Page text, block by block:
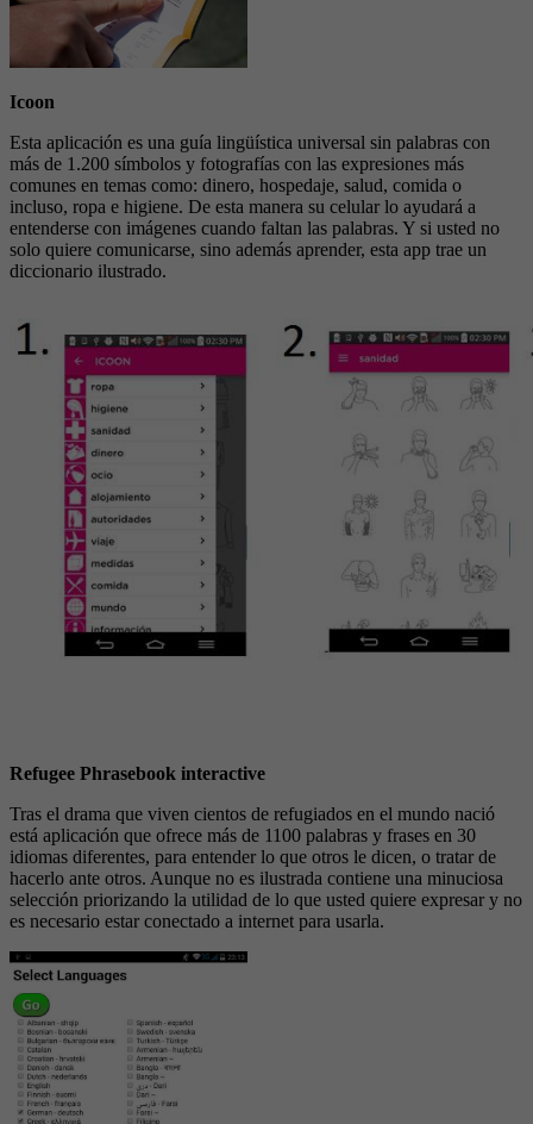
Icoon
Esta aplicación es una guía lingüística universal sin palabras con
más de 1.200 símbolos y fotografías con las expresiones más
comunes en temas como: dinero, hospedaje, salud, comida o
incluso, ropa e higiene. De esta manera su celular lo ayudará a
entenderse con imágenes cuando faltan las palabras. Y si usted no
solo quiere comunicarse, sino además aprender, esta app trae un
diccionario ilustrado.
Refugee Phrasebook interactive
Tras el drama que viven cientos de refugiados en el mundo nació
está aplicación que ofrece más de 1100 palabras y frases en 30
idiomas diferentes, para entender lo que otros le dicen, o tratar de
hacerlo ante otros. Aunque no es ilustrada contiene una minuciosa
selección priorizando la utilidad de lo que usted quiere expresar y no
es necesario estar conectado a internet para usarla.